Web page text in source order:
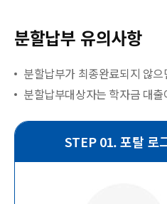
분할납부 유의사항
분할납부가 최종완료되지 않
분할납부대상자는 학자금 대
STEP 01. 포탈 로